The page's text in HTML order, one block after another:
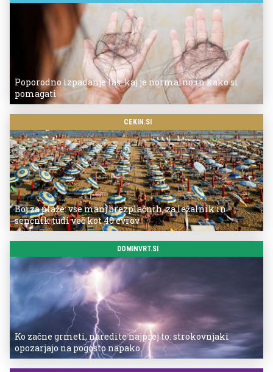
Poporodno izpadanje las: kaj je normalno in kako si
pomagati
CEKIN.SI
Boj za plaže: vse manj brezplačnih, za ležalnik in
senčnik tudi več kot 40 evrov
DOMINVRT.SI
Ko začne grmeti, naredite najprej to: strokovnjaki
opozarjajo na pogosto napako